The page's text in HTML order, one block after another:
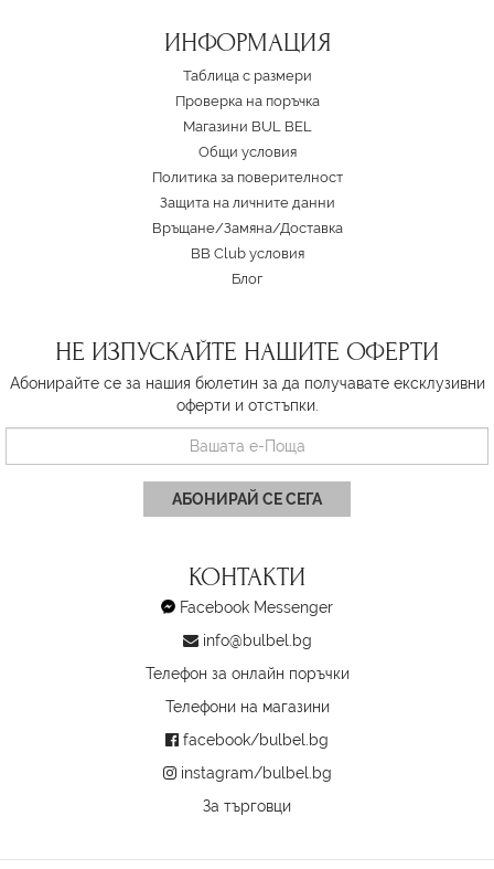
ИНФОРМАЦИЯ
Таблица с размери
Проверка на поръчка
Магазини BUL BEL
Oбщи условия
Политика за поверителност
Защита на личните данни
Връщане/Замяна/Доставка
BB Club условия
Блог
НЕ ИЗПУСКАЙТЕ НАШИТЕ ОФЕРТИ
Абонирайте се за нашия бюлетин за да получавате ексклузивни
оферти и отстъпки.
АБОНИРАЙ СЕ СЕГА
КОНТАКТИ
Facebook Messenger
info@bulbel.bg
Телефон за онлайн поръчки
Телефони на магазини
facebook/bulbel.bg
instagram/bulbel.bg
За търговци